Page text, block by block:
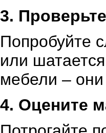
3.
Попробуйте
или
мебели –
4. Оцените